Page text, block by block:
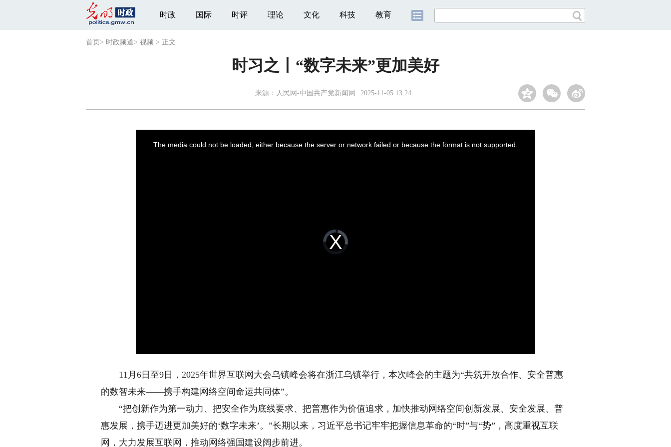
时政 国际 时评 理论 文化 科技 教育
首页 > 时政频道> 视频 > 正文
时习之丨“数字未来”更加美好
来源： 人民网-中国共产党新闻网 2025-11-05 13:24
Video
Player
loading.
The media could not be loaded, either because the server or network failed or because the format is not supported.
11月6日至9日，2025年世界互联网大会乌镇峰会将在浙江乌镇举行，本次峰会的主题为“共筑开放合作、安全普惠
的数智未来——携手构建网络空间命运共同体”。
“把创新作为第一动力、把安全作为底线要求、把普惠作为价值追求，加快推动网络空间创新发展、安全发展、普
惠发展，携手迈进更加美好的‘数字未来’。”长期以来，习近平总书记牢牢把握信息革命的“时”与“势”，高度重视互联
网，大力发展互联网，推动网络强国建设阔步前进。